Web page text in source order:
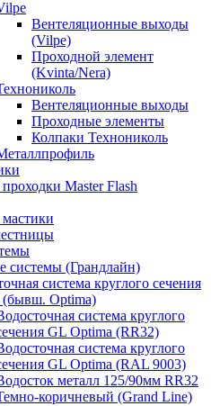
Вентеляционные выходы
(Vilpe)
Проходной элемент
(Kvinta/Nera)
Вентеляционные выходы
Проходные элементы
Колпаки Технониколь
Master Flash
системы (Грандлайн)
система круглого сечения
(бывш. Optima)
система круглого
GL Optima (RR32)
система круглого
GL Optima (RAL 9003)
металл 125/90мм RR32
коричневый (Grand Line)